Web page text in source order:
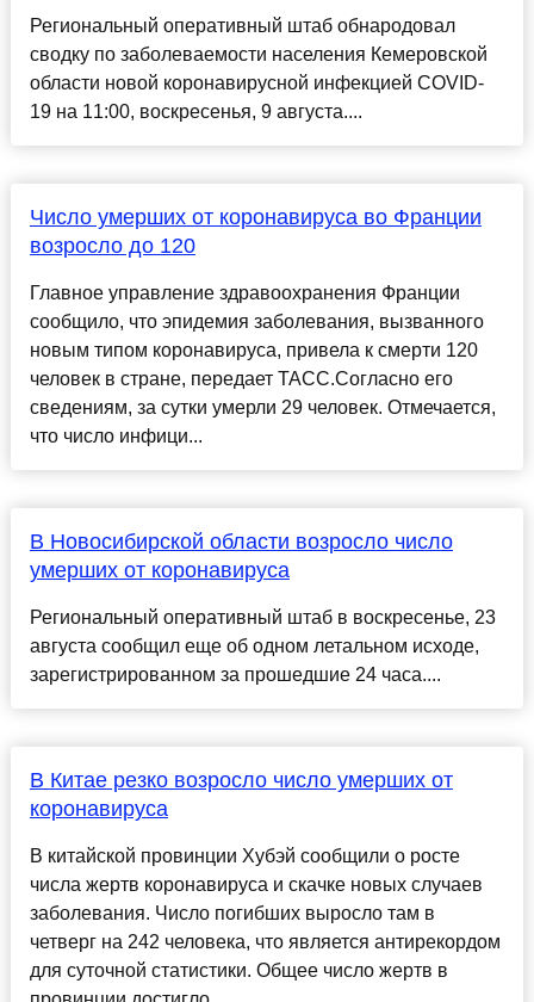
Региональный оперативный штаб обнародовал
сводку по заболеваемости населения Кемеровской
области новой коронавирусной инфекцией COVID-
19 на 11:00, воскресенья, 9 августа....
Число умерших от коронавируса во Франции
возросло до 120
Главное управление здравоохранения Франции
сообщило, что эпидемия заболевания, вызванного
новым типом коронавируса, привела к смерти 120
человек в стране, передает ТАСС.Согласно его
сведениям, за сутки умерли 29 человек. Отмечается,
что число инфици...
В Новосибирской области возросло число
умерших от коронавируса
Региональный оперативный штаб в воскресенье, 23
августа сообщил еще об одном летальном исходе,
зарегистрированном за прошедшие 24 часа....
В Китае резко возросло число умерших от
коронавируса
В китайской провинции Хубэй сообщили о росте
числа жертв коронавируса и скачке новых случаев
заболевания. Число погибших выросло там в
четверг на 242 человека, что является антирекордом
для суточной статистики. Общее число жертв в